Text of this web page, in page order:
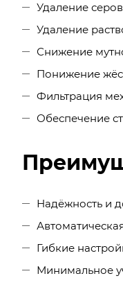
Удаление
Удаление
Снижение
Понижение
Фильтрация
Обеспечение
Надёжность и
Гибкие
Минимальное